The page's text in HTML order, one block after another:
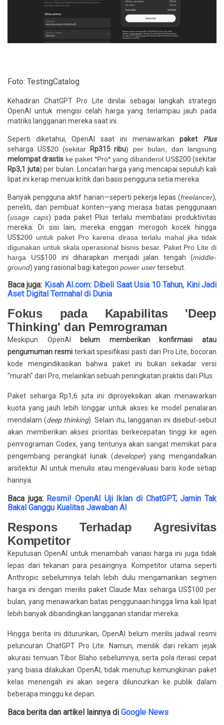
Foto: TestingCatalog
Kehadiran ChatGPT Pro Lite dinilai sebagai langkah strategis
OpenAI untuk mengisi celah harga yang terlampau jauh pada
matriks langganan mereka saat ini.
Seperti diketahui, OpenAI saat ini menawarkanpaket Plus
seharga US$20 (sekitar Rp315 ribu) per bulan, dan langsung
melompat drastis ke paket *Pro* yang dibanderol US$200 (sekitar
Rp3,1 juta) per bulan. Loncatan harga yang mencapai sepuluh kali
lipat ini kerap menuai kritik dari basis pengguna setia mereka.
Banyak pengguna aktif harian—seperti pekerja lepas (freelancer),
peneliti, dan pembuat konten—yang merasa batas penggunaan
(usage caps) pada paket Plus terlalu membatasi produktivitas
mereka. Di sisi lain, mereka enggan merogoh kocek hingga
US$200 untuk paket Pro karena dirasa terlalu mahal jika tidak
digunakan untuk skala operasional bisnis besar. Paket Pro Lite di
harga US$100 ini diharapkan menjadi jalan tengah (middle-
ground) yang rasional bagi kategori power usertersebut.
Baca juga: Kisah AI.com: Dibeli Saat Usia 10 Tahun, Kini Jadi
Aset Digital Termahal di Dunia
Fokus pada Kapabilitas 'Deep
Thinking' dan Pemrograman
Meskipun OpenAI
belum memberikan konfirmasi atau
pengumuman resmi terkait spesifikasi pasti dari Pro Lite, bocoran
kode mengindikasikan bahwa paket ini bukan sekadar versi
"murah" dari Pro, melainkan sebuah peningkatan praktis dari Plus.
Paket seharga Rp1,6 juta ini diproyeksikan akan menawarkan
kuota yang jauh lebih longgar untuk akses ke model penalaran
mendalam (deep thinking). Selain itu, langganan ini disebut-sebut
akan memberikan akses prioritas berkecepatan tinggi ke agen
pemrograman Codex, yang tentunya akan sangat memikat para
pengembang perangkat lunak (developer) yang mengandalkan
arsitektur AI untuk menulis atau mengevaluasi baris kode setiap
harinya.
Baca juga: Resmi! OpenAI Uji Iklan di ChatGPT, Jamin Tak
Bakal Ganggu Kualitas Jawaban AI
Respons Terhadap Agresivitas
Kompetitor
Keputusan OpenAI untuk menambah variasi harga ini juga tidak
lepas dari tekanan para pesaingnya. Kompetitor utama seperti
Anthropic sebelumnya telah lebih dulu mengamankan segmen
harga ini dengan merilis paket Claude Max seharga US$100 per
bulan, yang menawarkan batas penggunaan hingga lima kali lipat
lebih banyak dibandingkan langganan standar mereka.
Hingga berita ini diturunkan, OpenAI belum merilis jadwal resmi
peluncuran ChatGPT Pro Lite. Namun, menilik dari rekam jejak
akurasi temuan Tibor Blaho sebelumnya, serta pola iterasi cepat
yang biasa dilakukan OpenAI, tidak menutup kemungkinan paket
kelas menengah ini akan segera diluncurkan ke publik dalam
beberapa minggu ke depan.
Baca berita dan artikel lainnya di Google News